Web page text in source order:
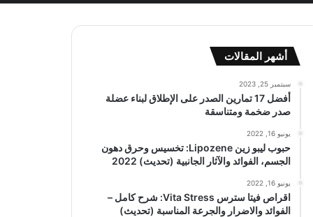
أشهر المقالات
سبتمبر 25, 2023
أفضل 17 تمارين الصدر على الإطلاق لبناء عضلة
صدر ضخمة ومتناسقة
يونيو 16, 2022
حبوب ليبو زين Lipozene: تخسيس وحرق دهون
الجسم، الفوائد والآثار الجانبية (تحديث) 2022
يونيو 16, 2022
اقراص فيتا سترس Vita Stress: شرح كامل –
الفوائد والاضرار والجرعة المناسبة (تحديث)